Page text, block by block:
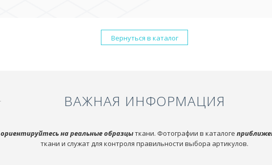
Вернуться в каталог
ВАЖНАЯ ИНФОРМАЦИЯ
ориентируйтесь на реальные образцыткани. Фотографии в каталоге
ткани и служат для контроля правильности выбора артикулов.